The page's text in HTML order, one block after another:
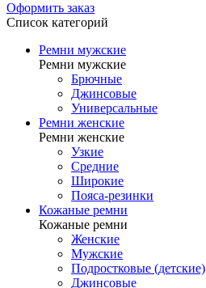
Оформить заказ
Список категорий
Ремни мужские
Ремни мужские
Брючные
Джинсовые
Универсальные
Ремни женские
Ремни женские
Узкие
Средние
Широкие
Пояса-резинки
Кожаные ремни
Кожаные ремни
Женские
Мужские
Подростковые (детские)
Джинсовые